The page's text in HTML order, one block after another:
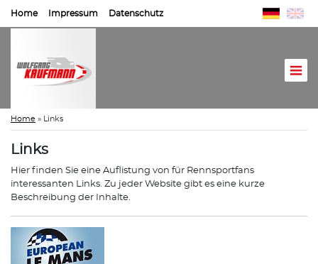
Home Impressum Datenschutz
Home » Links
Links
Hier finden Sie eine Auflistung von für Rennsportfans
interessanten Links. Zu jeder Website gibt es eine kurze
Beschreibung der Inhalte.